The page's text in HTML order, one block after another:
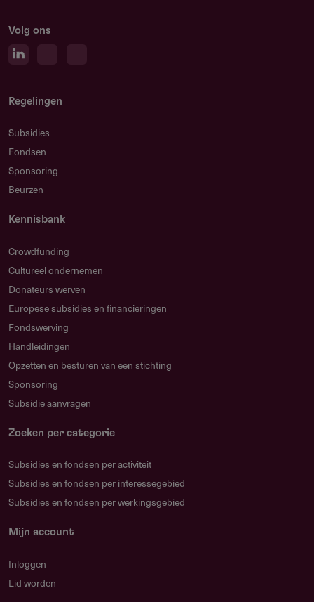
Volg ons
Regelingen
Subsidies
Fondsen
Sponsoring
Beurzen
Kennisbank
Crowdfunding
Cultureel ondernemen
Donateurs werven
Europese subsidies en financieringen
Fondswerving
Handleidingen
Opzetten en besturen van een stichting
Sponsoring
Subsidie aanvragen
Zoeken per categorie
Subsidies en fondsen per activiteit
Subsidies en fondsen per interessegebied
Subsidies en fondsen per werkingsgebied
Mijn account
Inloggen
Lid worden